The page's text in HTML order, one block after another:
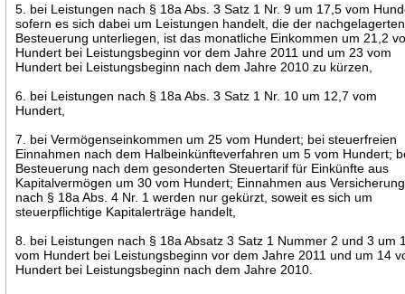
5. bei Leistungen nach § 18a Abs. 3 Satz 1 Nr. 9 um 17,5 vom
sofern es sich dabei um Leistungen handelt, die der nachgelagerten
Besteuerung unterliegen, ist das monatliche Einkommen um 21,2
Hundert bei Leistungsbeginn vor dem Jahre 2011 und um 23 vom
Hundert bei Leistungsbeginn nach dem Jahre 2010 zu kürzen,
6. bei Leistungen nach § 18a Abs. 3 Satz 1 Nr. 10 um 12,7 vom
Hundert,
7. bei Vermögenseinkommen um 25 vom Hundert; bei steuerfreien
Einnahmen nach dem Halbeinkünfteverfahren um 5 vom Hundert;
Besteuerung nach dem gesonderten Steuertarif für Einkünfte aus
Kapitalvermögen um 30 vom Hundert; Einnahmen aus
nach § 18a Abs. 4 Nr. 1 werden nur gekürzt, soweit es sich um
steuerpflichtige Kapitalerträge handelt,
8. bei Leistungen nach § 18a Absatz 3 Satz 1 Nummer 2 und 3 um
vom Hundert bei Leistungsbeginn vor dem Jahre 2011 und um 14
Hundert bei Leistungsbeginn nach dem Jahre 2010.